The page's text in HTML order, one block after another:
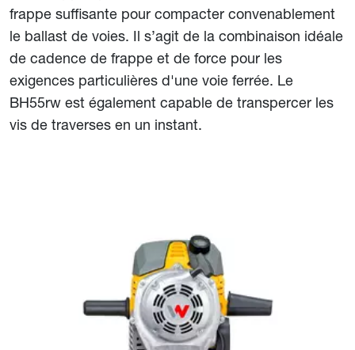
frappe suffisante pour compacter convenablement
le ballast de voies. Il s’agit de la combinaison idéale
de cadence de frappe et de force pour les
exigences particulières d'une voie ferrée. Le
BH55rw est également capable de transpercer les
vis de traverses en un instant.